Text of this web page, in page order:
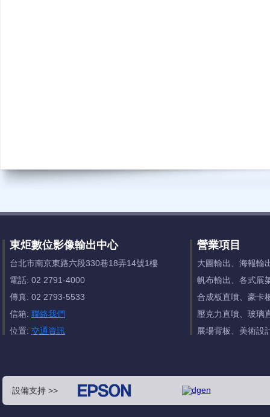
東炬數位影像輸出中心
台北市南京東路六段330巷18弄14號1樓
電話: 02 2791-4000
傳真: 02 2793-5533
信箱: 聯絡我們
位置: 交通資訊
營業項目
大圖輸出、海報輸
帆布輸出、各式展
合成板直噴、豪卡
壓克力直噴、玻璃
展場背板、美術設
設備支持 >>